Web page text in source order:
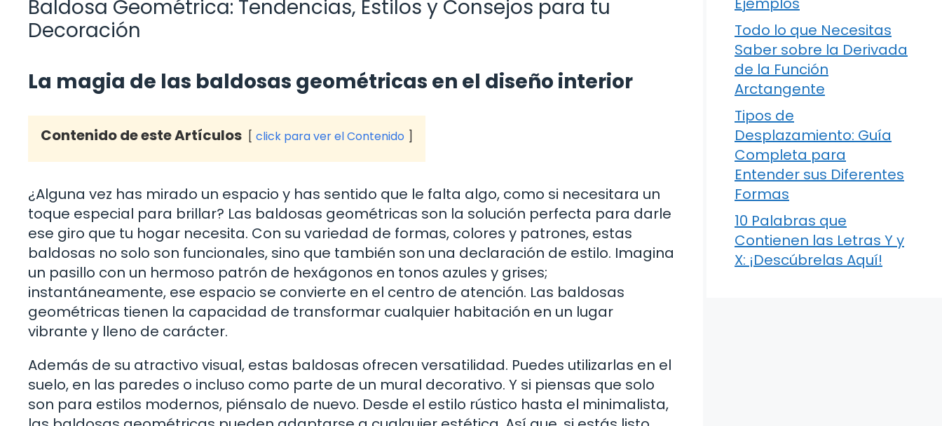
Baldosa Geométrica: Tendencias, Estilos y Consejos para tu
Decoración
La magia de las baldosas geométricas en el diseño interior
Contenido de este Artículos click para ver el Contenido
¿Alguna vez has mirado un espacio y has sentido que le falta algo, como si necesitara un
toque especial para brillar? Las baldosas geométricas son la solución perfecta para darle
ese giro que tu hogar necesita. Con su variedad de formas, colores y patrones, estas
baldosas no solo son funcionales, sino que también son una declaración de estilo. Imagina
un pasillo con un hermoso patrón de hexágonos en tonos azules y grises;
instantáneamente, ese espacio se convierte en el centro de atención. Las baldosas
geométricas tienen la capacidad de transformar cualquier habitación en un lugar
vibrante y lleno de carácter.
Además de su atractivo visual, estas baldosas ofrecen versatilidad. Puedes utilizarlas en el
suelo, en las paredes o incluso como parte de un mural decorativo. Y si piensas que solo
son para estilos modernos, piénsalo de nuevo. Desde el estilo rústico hasta el minimalista,
Todo lo que Necesitas
Saber sobre la Derivada
de la Función
Arctangente
Tipos de
Desplazamiento: Guía
Completa para
Entender sus Diferentes
Formas
10 Palabras que
Contienen las Letras Y y
X: ¡Descúbrelas Aquí!